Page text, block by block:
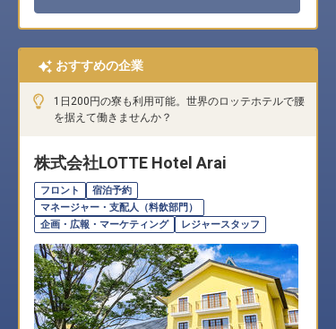
おすすめの企業
1日200円の寮も利用可能。世界のロッテホテルで腰
を据えて働きませんか？
株式会社LOTTE Hotel Arai
フロント
宿泊予約
マネージャー・支配人（料飲部門）
企画・広報・マーケティング
レジャースタッフ